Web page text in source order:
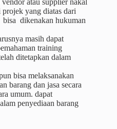
atau supplier nakal
yang diatas dari
dikenakan hukuman
masih dapat
training
ditetapkan dalam
bisa melaksanakan
barang dan jasa secara
umum. dapat
penyediaan barang